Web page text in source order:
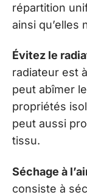
répartition
ainsi qu’elles
Évitez le
radiateur est
peut abîmer
propriétés
peut aussi
tissu.
Séchage à
consiste à